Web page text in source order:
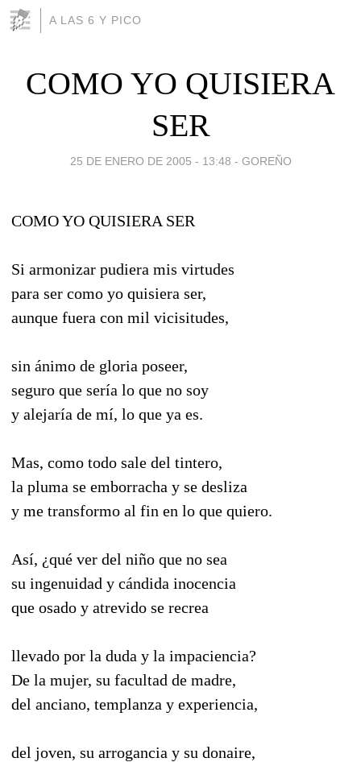
A LAS 6 Y PICO
COMO YO QUISIERA
SER
25 DE ENERO DE 2005 - 13:48 - GOREÑO
COMO YO QUISIERA SER
Si armonizar pudiera mis virtudes
para ser como yo quisiera ser,
aunque fuera con mil vicisitudes,
sin ánimo de gloria poseer,
seguro que sería lo que no soy
y alejaría de mí, lo que ya es.
Mas, como todo sale del tintero,
la pluma se emborracha y se desliza
y me transformo al fin en lo que quiero.
Así, ¿qué ver del niño que no sea
su ingenuidad y cándida inocencia
que osado y atrevido se recrea
llevado por la duda y la impaciencia?
De la mujer, su facultad de madre,
del anciano, templanza y experiencia,
del joven, su arrogancia y su donaire,